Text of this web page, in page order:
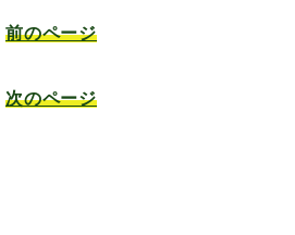
前のページ
次のページ